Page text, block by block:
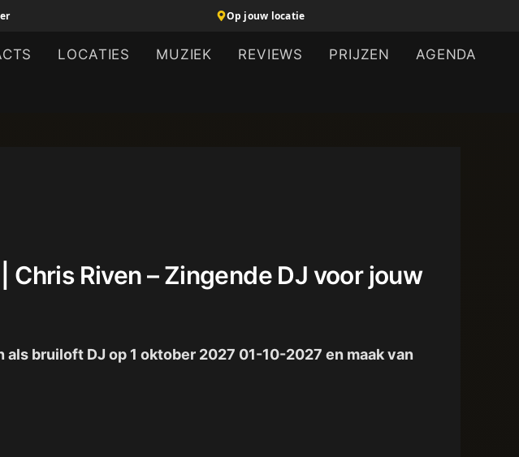
Op jouw locatie
LOCATIES MUZIEK REVIEWS PRIJZEN AGENDA
Riven – Zingende DJ voor jouw
bruiloft DJ op 1 oktober 2027 01-10-2027 en maak van